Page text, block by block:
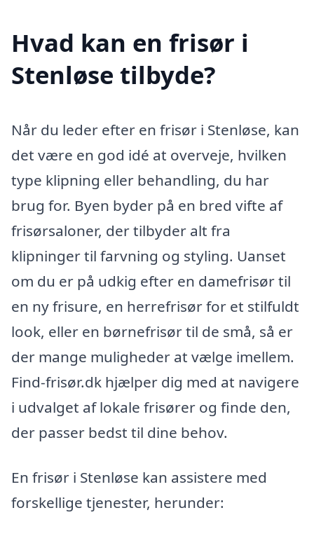
Hvad kan en frisør i
Stenløse tilbyde?
Når du leder efter en frisør i Stenløse, kan
det være en god idé at overveje, hvilken
type klipning eller behandling, du har
brug for. Byen byder på en bred vifte af
frisørsaloner, der tilbyder alt fra
klipninger til farvning og styling. Uanset
om du er på udkig efter en damefrisør til
en ny frisure, en herrefrisør for et stilfuldt
look, eller en børnefrisør til de små, så er
der mange muligheder at vælge imellem.
Find-frisør.dk hjælper dig med at navigere
i udvalget af lokale frisører og finde den,
der passer bedst til dine behov.
En frisør i Stenløse kan assistere med
forskellige tjenester, herunder: